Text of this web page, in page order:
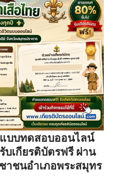
บบทดสอบออนไลน์
บเกียรติบัตรฟรี ผ่าน
าชนอำเภอพระสมุทร